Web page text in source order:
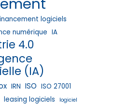
logiciels
numérique IA
4.0
(IA)
IRN ISO ISO 27001
leasing logiciels logiciel